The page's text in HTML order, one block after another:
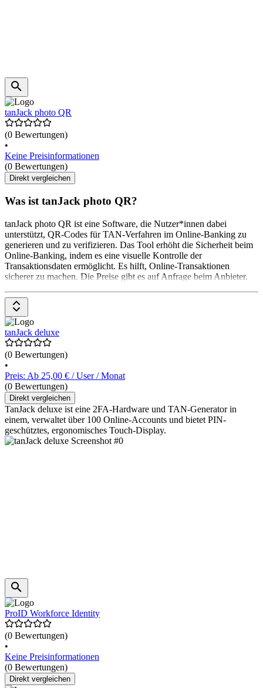
tanJack photo QR
(0 Bewertungen)
•
Keine Preisinformationen
(0 Bewertungen)
Direkt vergleichen
Was ist tanJack photo QR?
tanJack photo QR ist eine Software, die Nutzer*innen dabei
unterstützt, QR-Codes für TAN-Verfahren im Online-Banking zu
generieren und zu verifizieren. Das Tool erhöht die Sicherheit beim
Online-Banking, indem es eine visuelle Kontrolle der
Transaktionsdaten ermöglicht. Es hilft, Online-Transaktionen
sicherer zu machen. Die Preise gibt es auf Anfrage beim Anbieter.
tanJack deluxe
(0 Bewertungen)
•
Preis: Ab 25,00 € / User / Monat
(0 Bewertungen)
Direkt vergleichen
TanJack deluxe ist eine 2FA-Hardware und TAN-Generator in
einem, verwaltet über 100 Online-Accounts und bietet PIN-
geschütztes, ergonomisches Touch-Display.
ProID Workforce Identity
(0 Bewertungen)
•
Keine Preisinformationen
(0 Bewertungen)
Direkt vergleichen